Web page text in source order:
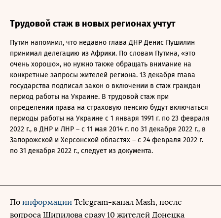
Трудовой стаж в новых регионах учтут
Путин напомнил, что недавно глава ДНР Денис Пушилин
принимал делегацию из Африки. По словам Путина, «это
очень хорошо», но нужно также обращать внимание на
конкретные запросы жителей региона. 13 декабря глава
государства подписал закон о включении в стаж граждан
период работы на Украине. В трудовой стаж при
определении права на страховую пенсию будут включаться
периоды работы на Украине с 1 января 1991 г. по 23 февраля
2022 г., в ДНР и ЛНР – с 11 мая 2014 г. по 31 декабря 2022 г., в
Запорожской и Херсонской областях – с 24 февраля 2022 г.
по 31 декабря 2022 г., следует из документа.
По информации Telegram-канал Mash, после
вопроса Шипилова сразу 10 жителей Донецка